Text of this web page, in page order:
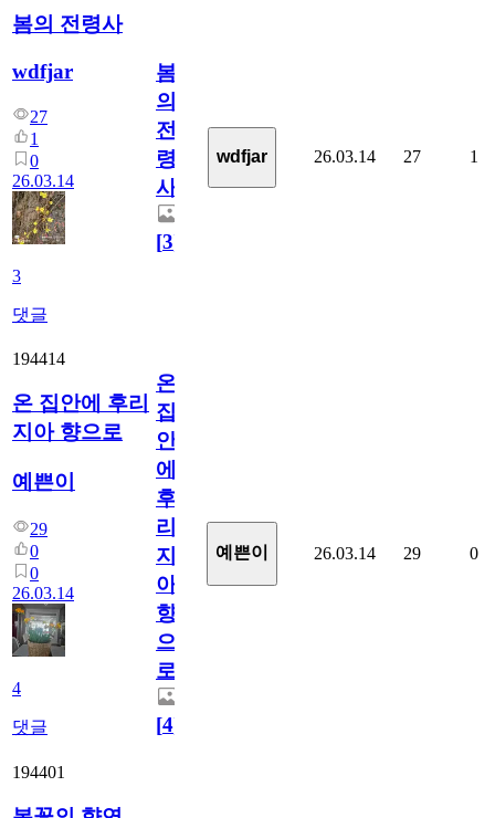
봄의 전령사
wdfjar
27
1
0
26.03.14
3
댓글
봄
의
전
령
사
[3]
wdfjar 26.03.14 27 1
194414
온 집안에 후리
지아 향으로
예쁜이
29
0
0
26.03.14
4
댓글
온
집
안
에
후
리
지
아
향
으
로
[4]
예쁜이 26.03.14 29 0
194401